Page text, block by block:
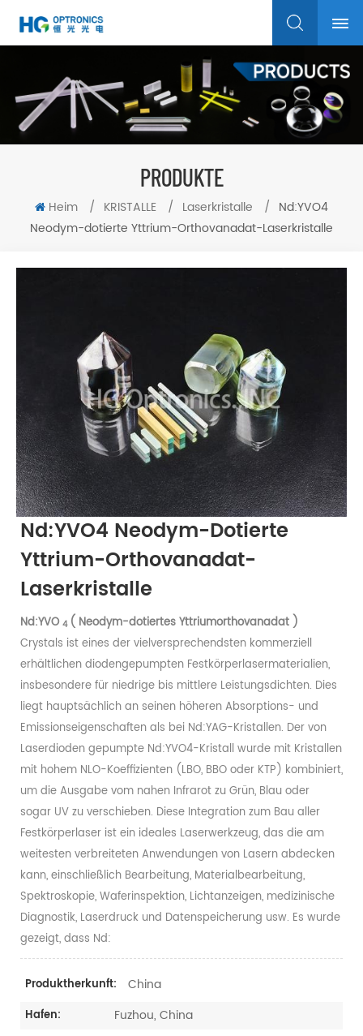
PRODUKTE
Heim / KRISTALLE / Laserkristalle / Nd:YVO4
Neodym-dotierte Yttrium-Orthovanadat-Laserkristalle
Nd:YVO4 Neodym-Dotierte
Yttrium-Orthovanadat-
Laserkristalle
Nd:YVO 4 ( Neodym-dotiertes Yttriumorthovanadat )
Crystals ist eines der vielversprechendsten kommerziell
erhältlichen diodengepumpten Festkörperlasermaterialien,
insbesondere für niedrige bis mittlere Leistungsdichten. Dies
liegt hauptsächlich an seinen höheren Absorptions- und
Emissionseigenschaften als bei Nd:YAG-Kristallen. Der von
Laserdioden gepumpte Nd:YVO4-Kristall wurde mit Kristallen
mit hohem NLO-Koeffizienten (LBO, BBO oder KTP) kombiniert,
um die Ausgabe vom nahen Infrarot zu Grün, Blau oder
sogar UV zu verschieben. Diese Integration zum Bau aller
Festkörperlaser ist ein ideales Laserwerkzeug, das die am
weitesten verbreiteten Anwendungen von Lasern abdecken
kann, einschließlich Bearbeitung, Materialbearbeitung,
Spektroskopie, Waferinspektion, Lichtanzeigen, medizinische
Diagnostik, Laserdruck und Datenspeicherung usw. Es wurde
gezeigt, dass Nd:
Produktherkunft: China
Hafen: Fuzhou, China